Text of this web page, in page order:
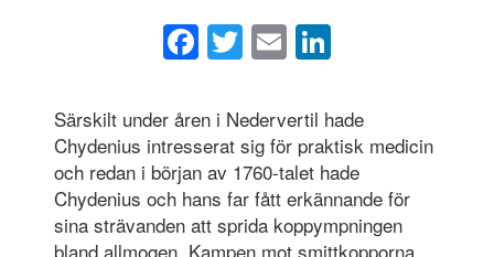
Facebook
Twitter
Email
Särskilt under åren i Nedervertil hade
Chydenius intresserat sig för praktisk medicin
och redan i början av 1760-talet hade
Chydenius och hans far fått erkännande för
sina strävanden att sprida koppympningen
bland allmogen. Kampen mot smittkopporna